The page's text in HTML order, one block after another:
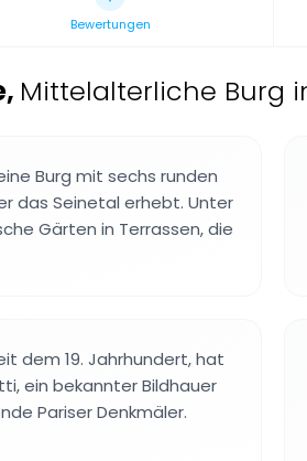
Bewertungen
, Mittelalterliche Burg
Burg mit sechs runden
das Seinetal erhebt. Unter
Gärten in Terrassen, die
dem 19. Jahrhundert, hat
ein bekannter Bildhauer
Pariser Denkmäler.